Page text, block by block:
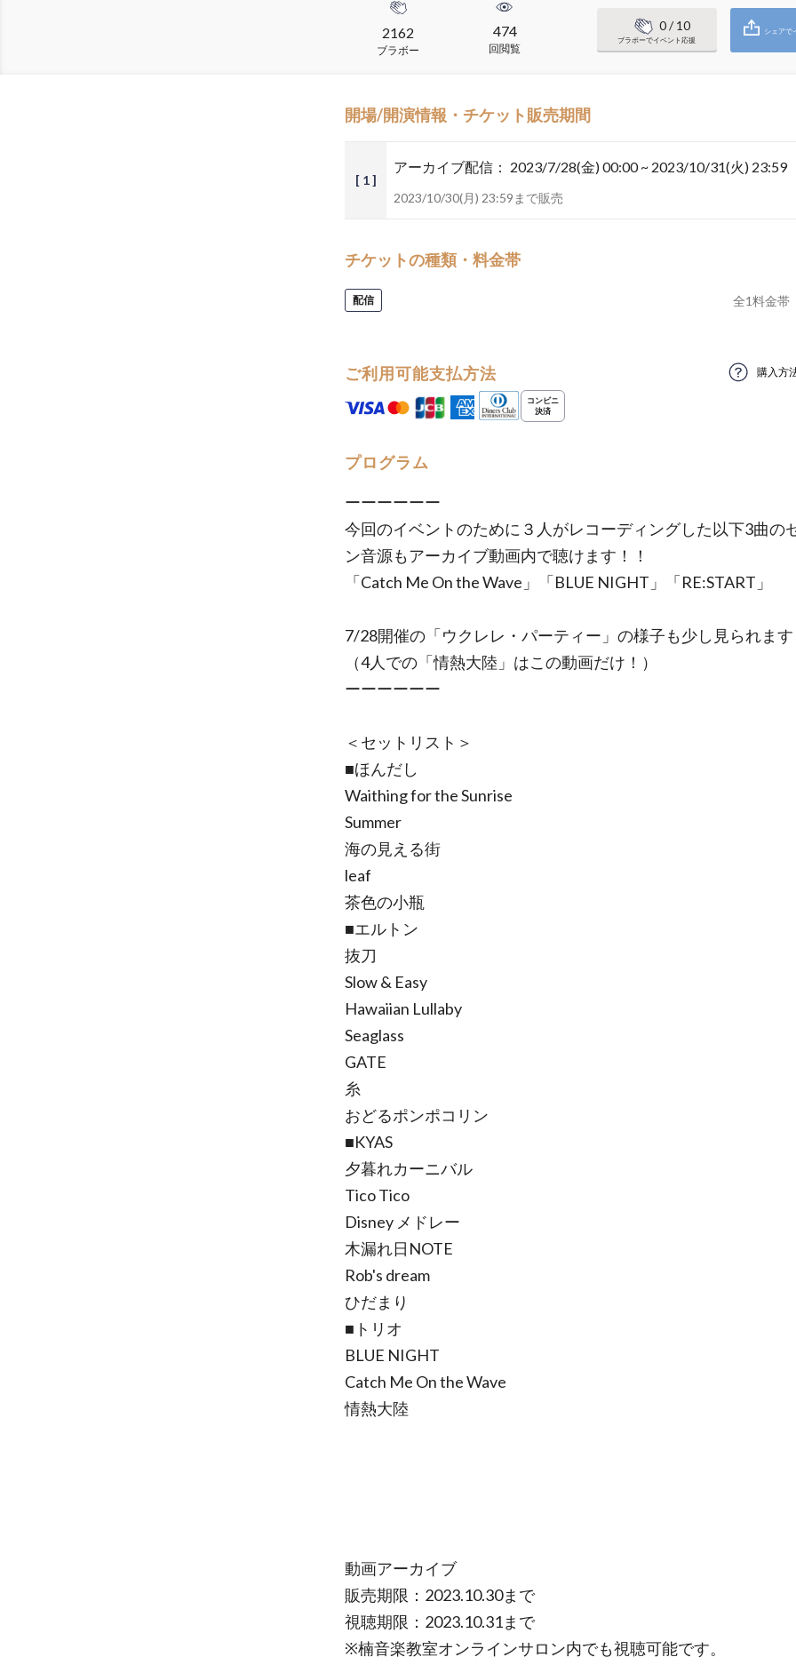
2162
ブラボー
474
回閲覧
0/ 10
ブラボーでイベント応援
シェアで
開場/開演情報・チケット販売期間
[ 1 ]
アーカイブ配信： 2023/7/28(金) 00:00 ~ 2023/10/31(火) 23:59
2023/10/30(月) 23:59まで販売
チケットの種類・料金帯
配信 全1料金帯
ご利用可能支払方法 購入方
プログラム
ーーーーーー
今回のイベントのために３人がレコーディングした以下3曲の
ン音源もアーカイブ動画内で聴けます！！
「Catch Me On the Wave」「BLUE NIGHT」「RE:START」
7/28開催の「ウクレレ・パーティー」の様子も少し見られます
（4人での「情熱大陸」はこの動画だけ！）
ーーーーーー
＜セットリスト＞
■ほんだし
Waithing for the Sunrise
Summer
海の見える街
leaf
茶色の小瓶
■エルトン
抜刀
Slow & Easy
Hawaiian Lullaby
Seaglass
GATE
糸
おどるポンポコリン
■KYAS
夕暮れカーニバル
Tico Tico
Disney メドレー
木漏れ日NOTE
Rob's dream
ひだまり
■トリオ
BLUE NIGHT
Catch Me On the Wave
情熱大陸
動画アーカイブ
販売期限：2023.10.30まで
視聴期限：2023.10.31まで
※楠音楽教室オンラインサロン内でも視聴可能です。